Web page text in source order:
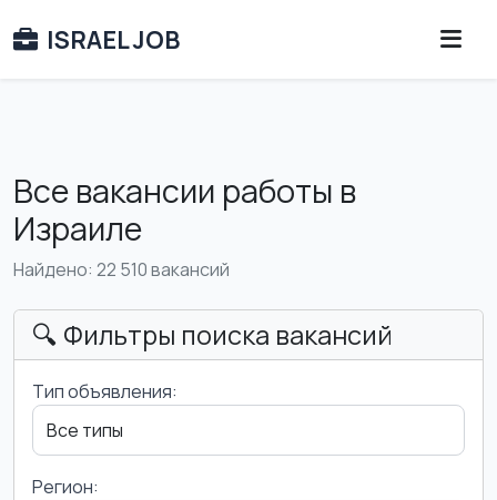
ISRAEL JOB
Все вакансии работы в
Израиле
Найдено: 22 510 вакансий
🔍 Фильтры поиска вакансий
Тип объявления:
Регион: